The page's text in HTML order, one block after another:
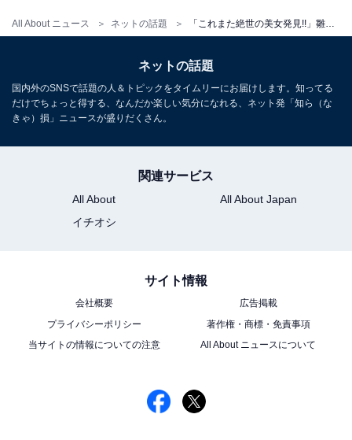
All About ニュース ネットの話題 「これまた絶世の美女発見!!」雛形あきこ、46歳とは思えない驚異の美貌を披露！ 「キレイすぎる」
ネットの話題
国内外のSNSで話題の人＆トピックをタイムリーにお届けします。知ってる
だけでちょっと得する、なんだか楽しい気分になれる、ネット発「知ら（な
きゃ）損」ニュースが盛りだくさん。
関連サービス
All About
All About Japan
イチオシ
サイト情報
会社概要
広告掲載
プライバシーポリシー
著作権・商標・免責事項
当サイトの情報についての注意
All About ニュースについて